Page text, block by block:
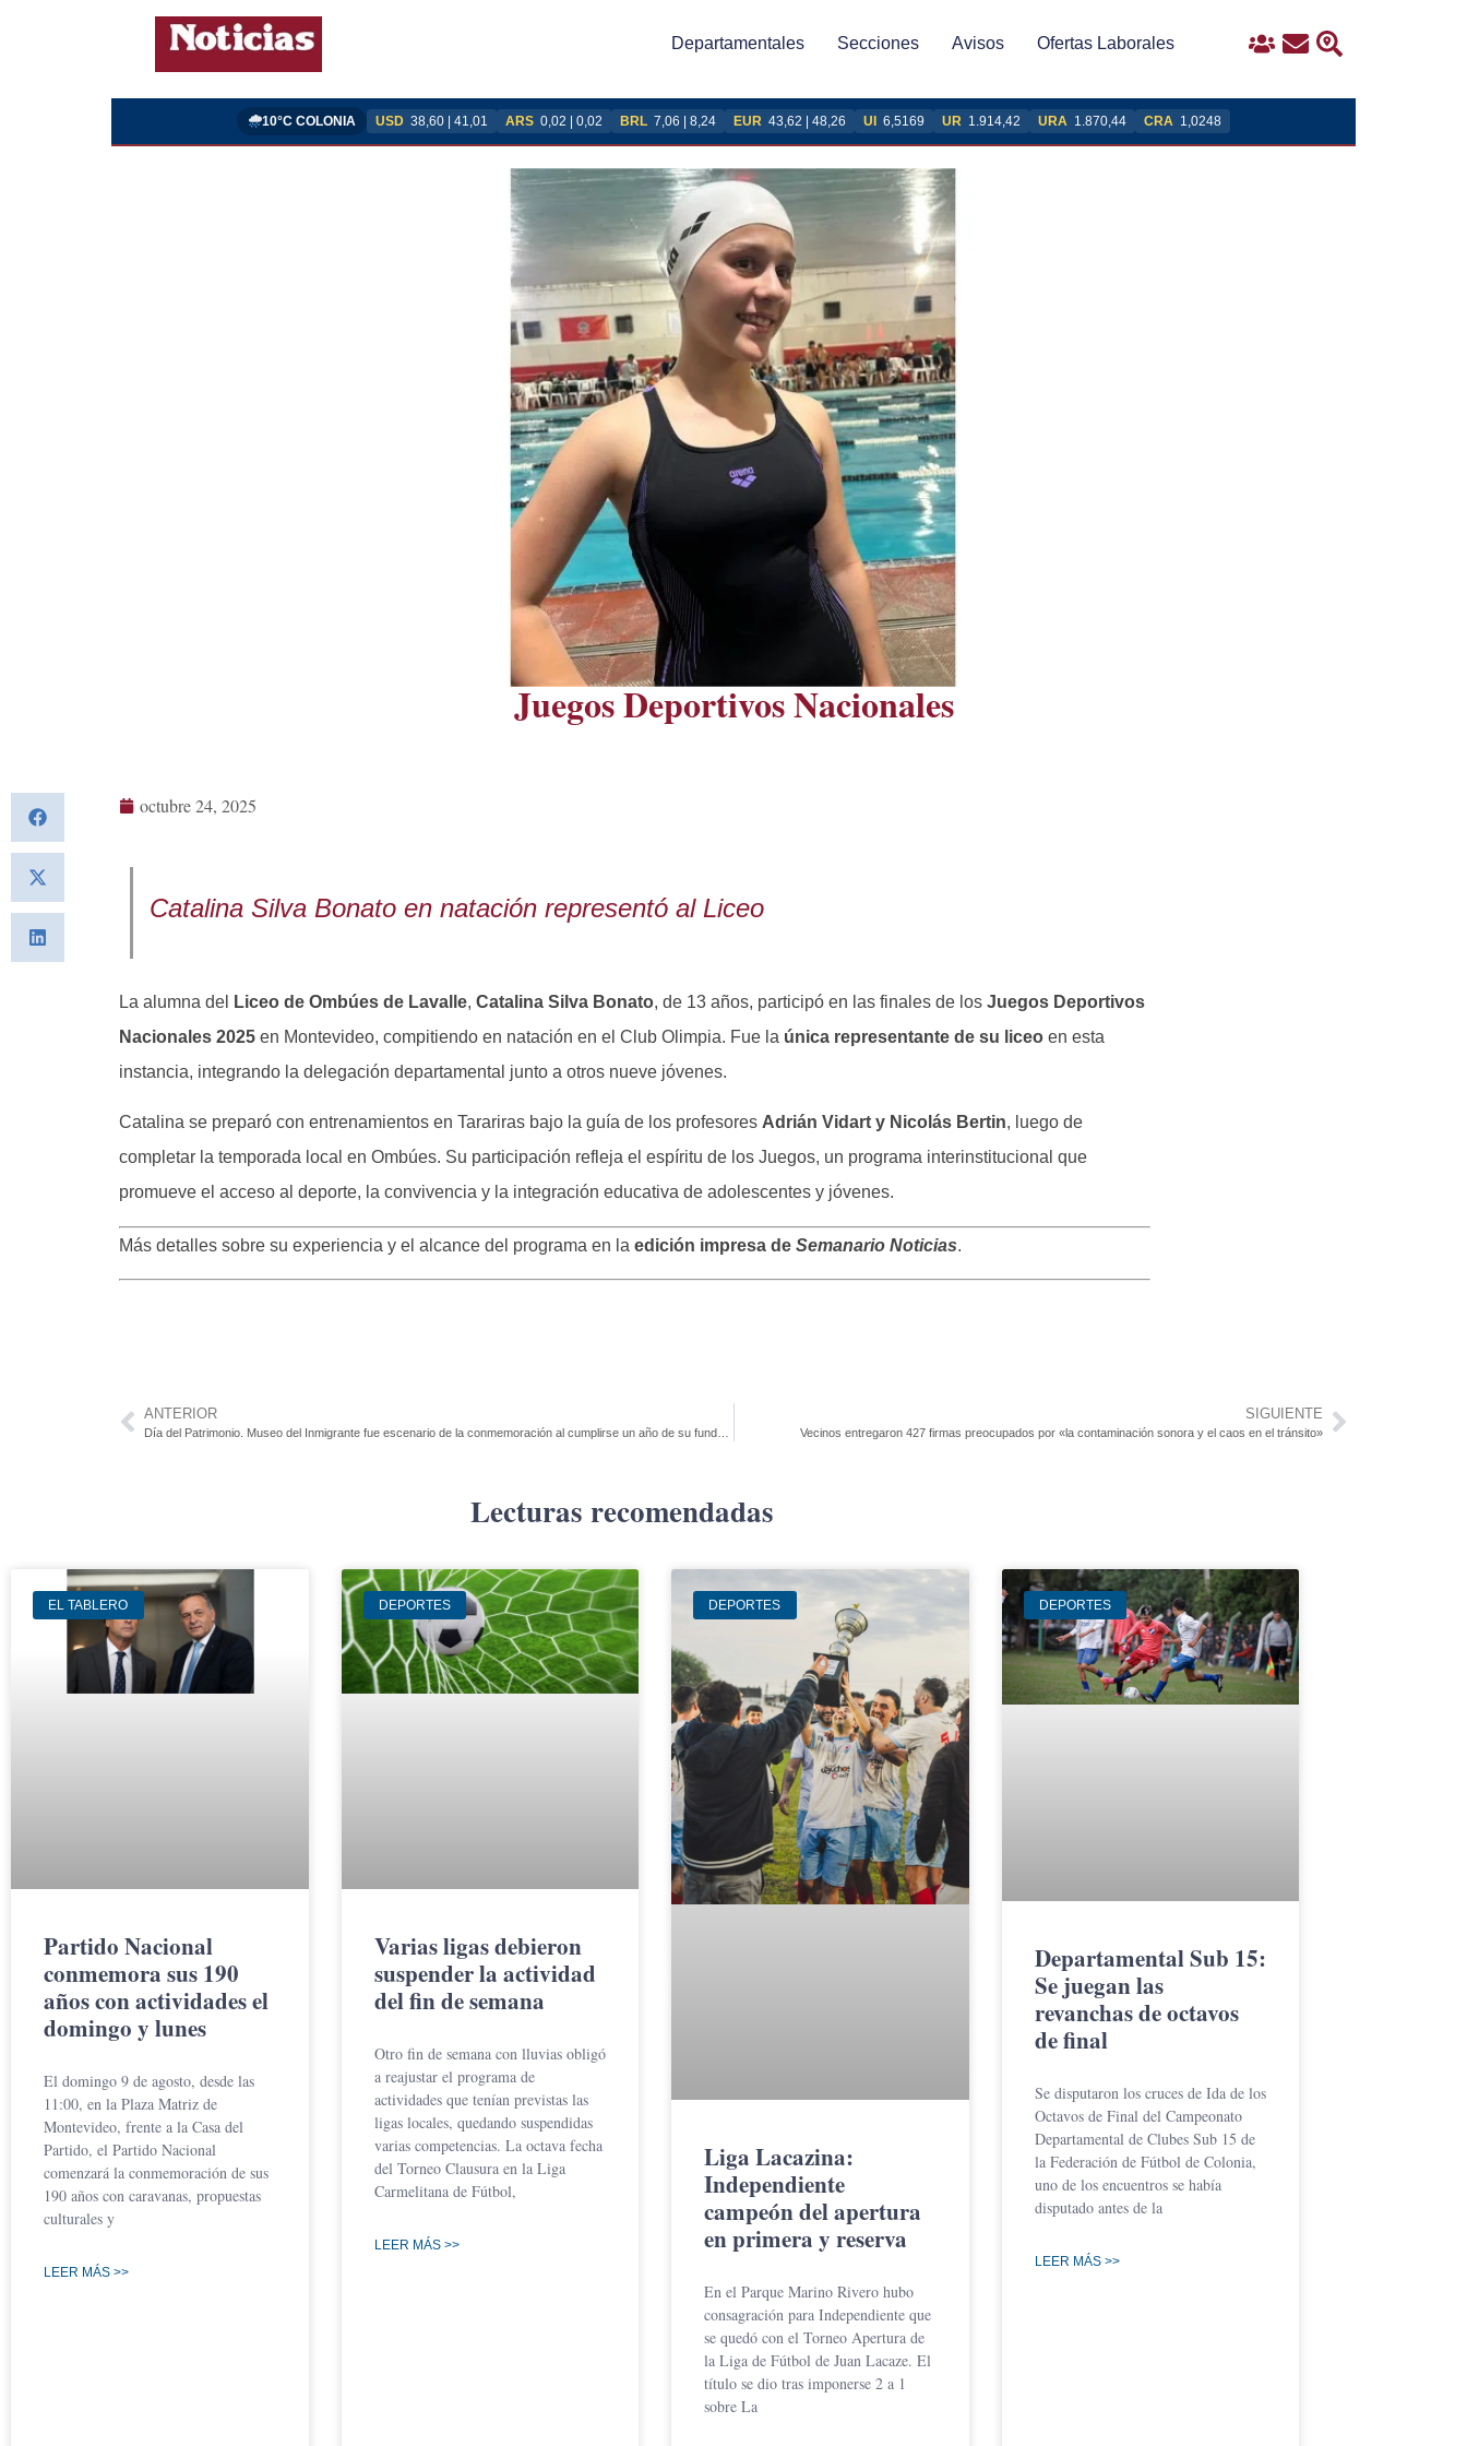
Departamentales Secciones Avisos Ofertas Laborales IngresoContacto
Buscar
10°C COLONIA USD 38,60 | 41,01 ARS 0,02 | 0,02 BRL 7,06 | 8,24 EUR 43,62 | 48,26 UI 6,5169 UR 1.914,42 URA 1.870,44 CRA 1,0248
Juegos Deportivos Nacionales
octubre 24, 2025
Catalina Silva Bonato en natación representó al Liceo
La alumna del Liceo de Ombúes de Lavalle,Catalina Silva Bonato, de 13 años, participó en las finales de losJuegos Deportivos
Nacionales 2025 en Montevideo, compitiendo en natación en el Club Olimpia. Fue la única representante de su liceo en esta
instancia, integrando la delegación departamental junto a otros nueve jóvenes.
Catalina se preparó con entrenamientos en Tarariras bajo la guía de los profesores Adrián Vidart y Nicolás Bertin, luego de
completar la temporada local en Ombúes. Su participación refleja el espíritu de los Juegos, un programa interinstitucional que
promueve el acceso al deporte, la convivencia y la integración educativa de adolescentes y jóvenes.
Más detalles sobre su experiencia y el alcance del programa en laedición impresa deSemanario Noticias.
ANTERIOR SIGUIENTE
Vecinos entregaron 427 firmas preocupados por «la contaminación sonora y el caos en el tránsito»
Lecturas recomendadas
EL TABLERO
Partido Nacional
conmemora sus 190
años con actividades el
domingo y lunes
El domingo 9 de agosto, desde las
11:00, en la Plaza Matriz de
Montevideo, frente a la Casa del
Partido, el Partido Nacional
comenzará la conmemoración de sus
190 años con caravanas, propuestas
culturales y
LEER MÁS >>
DEPORTES
Varias ligas debieron
suspender la actividad
del fin de semana
Otro fin de semana con lluvias obligó
a reajustar el programa de
actividades que tenían previstas las
ligas locales, quedando suspendidas
varias competencias. La octava fecha
del Torneo Clausura en la Liga
Carmelitana de Fútbol,
LEER MÁS >>
DEPORTES
Liga Lacazina:
Independiente
campeón del apertura
en primera y reserva
En el Parque Marino Rivero hubo
consagración para Independiente que
se quedó con el Torneo Apertura de
la Liga de Fútbol de Juan Lacaze. El
título se dio tras imponerse 2 a 1
sobre La
DEPORTES
Departamental Sub 15:
Se juegan las
revanchas de octavos
de final
Se disputaron los cruces de Ida de los
Octavos de Final del Campeonato
Departamental de Clubes Sub 15 de
la Federación de Fútbol de Colonia,
uno de los encuentros se había
disputado antes de la
LEER MÁS >>